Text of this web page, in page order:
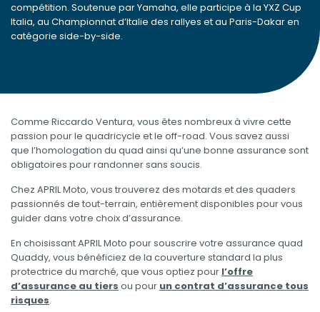
compétition. Soutenue par Yamaha, elle participe à la YXZ Cup
Italia, au Championnat d’Italie des rallyes et au Paris-Dakar en
catégorie side-by-side.
Comme Riccardo Ventura, vous êtes nombreux à vivre cette
passion pour le quadricycle et le off-road. Vous savez aussi
que l’homologation du quad ainsi qu’une bonne assurance sont
obligatoires pour randonner sans soucis.
Chez APRIL Moto, vous trouverez des motards et des quaders
passionnés de tout-terrain, entièrement disponibles pour vous
guider dans votre choix d’assurance.
En choisissant APRIL Moto pour souscrire votre assurance quad
Quaddy, vous bénéficiez de la couverture standard la plus
protectrice du marché, que vous optiez pour l’offre
d’assurance au tiers ou pour un contrat d’assurance tous
risques.